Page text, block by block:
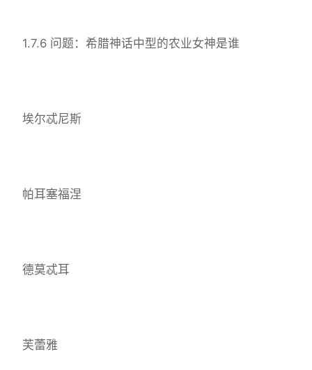
1.7.6 问题：希腊神话中型的农业女神是谁
埃尔忒尼斯
帕耳塞福涅
德莫忒耳
芙蕾雅